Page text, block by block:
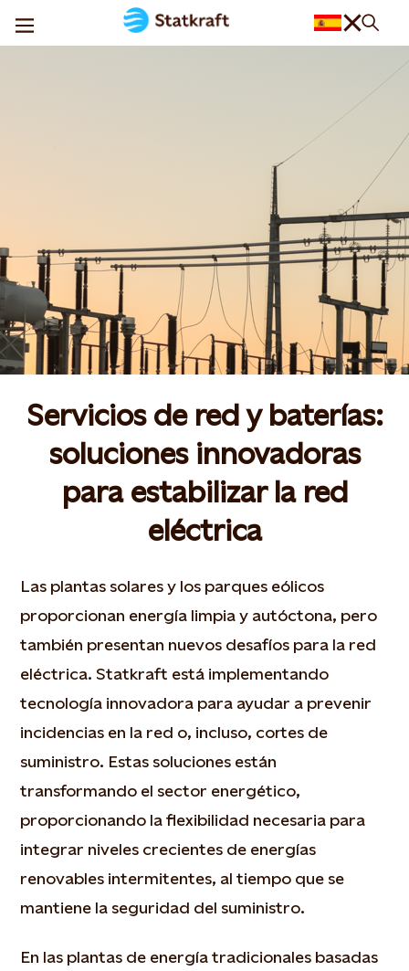
Servicios de red y baterías:
soluciones innovadoras
para estabilizar la red
eléctrica
Las plantas solares y los parques eólicos
proporcionan energía limpia y autóctona, pero
también presentan nuevos desafíos para la red
eléctrica. Statkraft está implementando
tecnología innovadora para ayudar a prevenir
incidencias en la red o, incluso, cortes de
suministro. Estas soluciones están
transformando el sector energético,
proporcionando la flexibilidad necesaria para
integrar niveles crecientes de energías
renovables intermitentes, al tiempo que se
mantiene la seguridad del suministro.
En las plantas de energía tradicionales basadas